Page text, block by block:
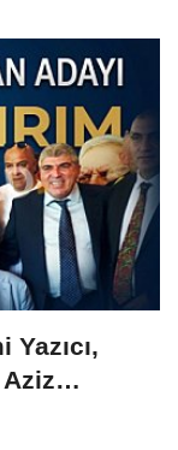
Yazıcı,